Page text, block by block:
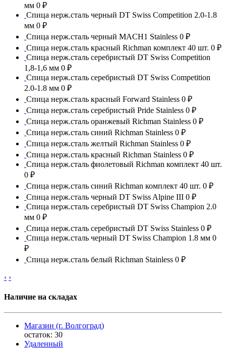
мм 0 ₽
Спица нерж.сталь черный DT Swiss Competition 2.0-1.8
мм 0 ₽
Спица нерж.сталь черный MACH1 Stainless 0 ₽
Спица нерж.сталь красный Richman комплект 40 шт. 0 ₽
Спица нерж.сталь серебристый DT Swiss Competition
1,8-1,6 мм 0 ₽
Спица нерж.сталь серебристый DT Swiss Competition
2.0-1.8 мм 0 ₽
Спица нерж.сталь красный Forward Stainless 0 ₽
Спица нерж.сталь серебристый Pride Stainless 0 ₽
Спица нерж.сталь оранжевый Richman Stainless 0 ₽
Спица нерж.сталь синий Richman Stainless 0 ₽
Спица нерж.сталь желтый Richman Stainless 0 ₽
Спица нерж.сталь красный Richman Stainless 0 ₽
Спица нерж.сталь фиолетовый Richman комплект 40 шт.
0 ₽
Спица нерж.сталь синий Richman комплект 40 шт. 0 ₽
Спица нерж.сталь черный DT Swiss Alpine III 0 ₽
Спица нерж.сталь серебристый DT Swiss Champion 2.0
мм 0 ₽
Спица нерж.сталь серебристый DT Swiss Stainless 0 ₽
Спица нерж.сталь черный DT Swiss Champion 1.8 мм 0
₽
Спица нерж.сталь белый Richman Stainless 0 ₽
‹ ›
Наличие на складах
Магазин (г. Волгоград)
остаток: 30
Удаленный